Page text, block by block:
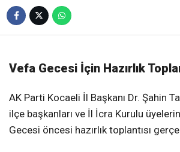
Vefa Gecesi İçin Hazırlık
AK Parti Kocaeli İl Başkanı Dr. Şahin
ilçe başkanları ve İl İcra Kurulu
Gecesi öncesi hazırlık toplantısı